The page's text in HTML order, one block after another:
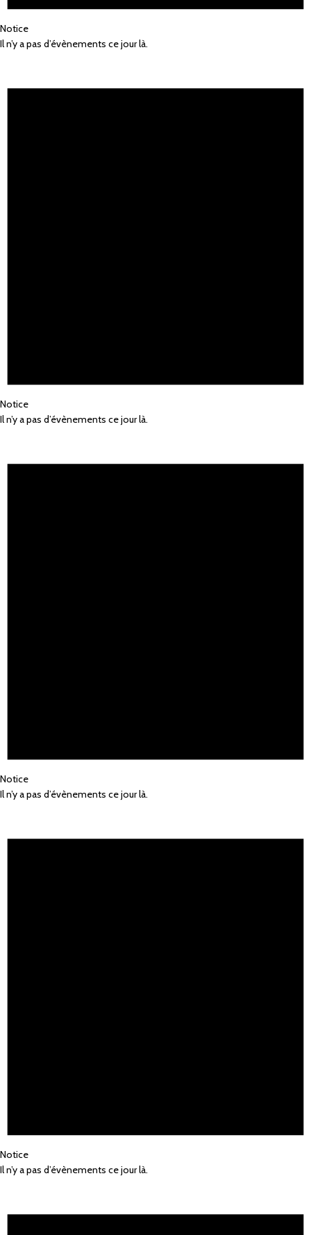
Notice
Il n’y a pas d’évènements ce jour là.
Notice
Il n’y a pas d’évènements ce jour là.
Notice
Il n’y a pas d’évènements ce jour là.
Notice
Il n’y a pas d’évènements ce jour là.